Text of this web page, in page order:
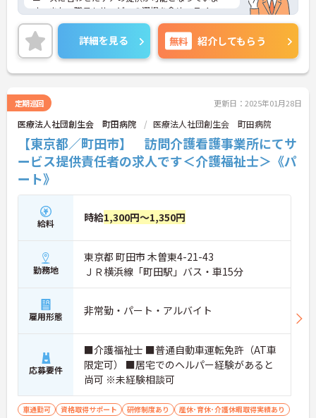
す。また、職員もサービスの選択を含め、ライフス
タイルに合わせた働き方の選択肢が多くあります。
入社時研修はもちろん、サービス・職種ごとに研修
カリキュラムが整っており学び成長できる環境で
す。
ご興味のある方は面接対策ポイントなどお話致しま
詳細を見る 無料 紹介してもらう
定期巡回 更新日：2025年01月28日
医療法人社団創生会 町田病院 医療法人社団創生会 町田病院
【東京都／町田市】 訪問介護看護事業所にてサ
ービス提供責任者の求人です＜介護福祉士＞《パ
ート》
給料 時給1,300円～1,350円
勤務地
東京都 町田市 木曽東4-21-43
ＪＲ横浜線「町田駅」バス・車15分
雇用形態 非常勤・パート・アルバイト
応募要件
■介護福祉士 ■普通自動車運転免許（AT車
限定可） ■居宅でのヘルパー経験があると
尚可 ※未経験相談可
車通勤可 資格取得サポート 研修制度あり 産休･育休･介護休暇取得実績あり